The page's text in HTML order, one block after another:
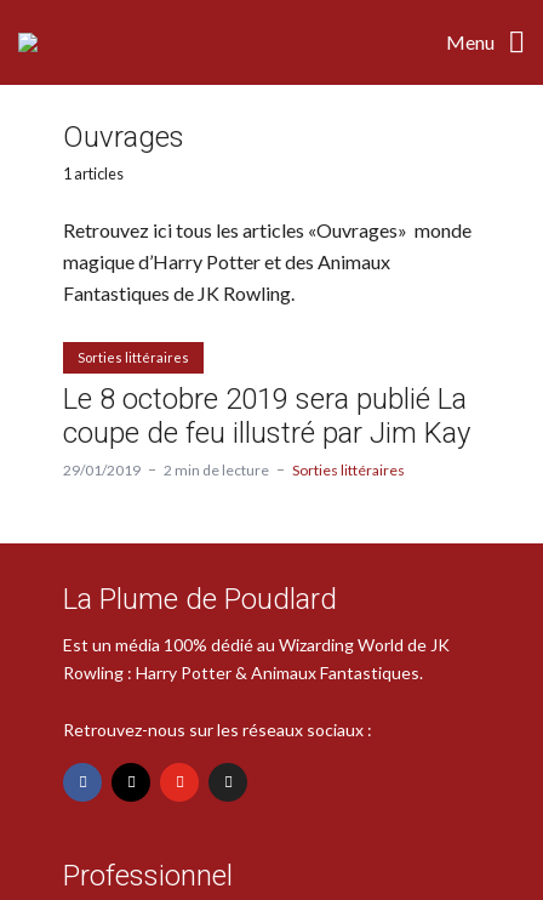
Menu
Ouvrages
1 articles
Retrouvez ici tous les articles «Ouvrages» monde
magique d’Harry Potter et des Animaux
Fantastiques de JK Rowling.
Sorties littéraires
Le 8 octobre 2019 sera publié La
coupe de feu illustré par Jim Kay
29/01/2019 2 min de lecture Sorties littéraires
La Plume de Poudlard
Est un média 100% dédié au Wizarding World de JK
Rowling : Harry Potter & Animaux Fantastiques.
Retrouvez-nous sur les réseaux sociaux :
Professionnel